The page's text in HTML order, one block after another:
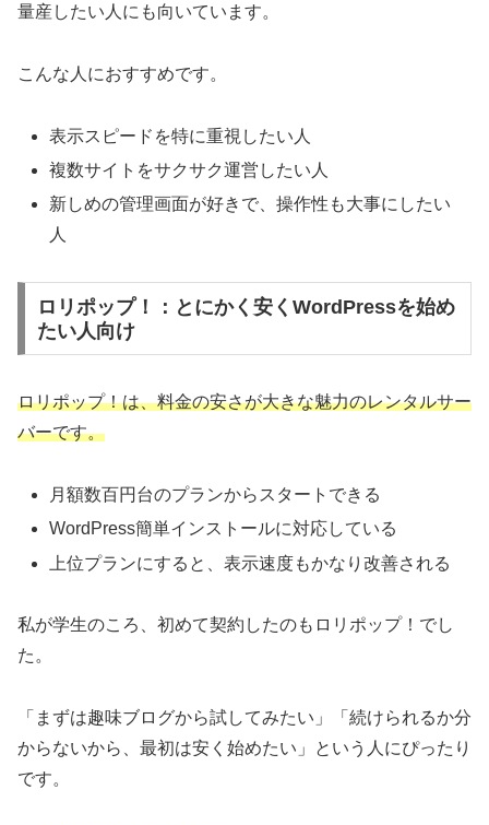
量産したい人にも向いています。
こんな人におすすめです。
表示スピードを特に重視したい人
複数サイトをサクサク運営したい人
新しめの管理画面が好きで、操作性も大事にしたい
人
ロリポップ！：とにかく安くWordPressを始め
たい人向け
ロリポップ！は、料金の安さが大きな魅力のレンタルサー
バーです。
月額数百円台のプランからスタートできる
WordPress簡単インストールに対応している
上位プランにすると、表示速度もかなり改善される
私が学生のころ、初めて契約したのもロリポップ！でし
た。
「まずは趣味ブログから試してみたい」「続けられるか分
からないから、最初は安く始めたい」という人にぴったり
です。